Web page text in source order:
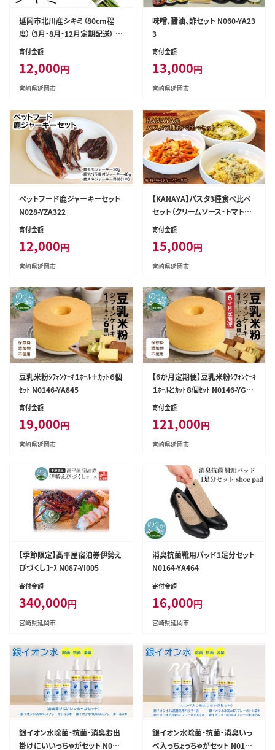
延岡市北川産シキミ（80cm程
度）（3月・8月・12月定期配送） N
009-YA221
寄付金額
12,000円
宮崎県延岡市
味噌、醤油、酢セット N060-YA23
3
寄付金額
13,000円
宮崎県延岡市
ペットフード鹿ジャーキーセット
N028-YZA322
寄付金額
12,000円
宮崎県延岡市
【KANAYA】パスタ3種食べ比べ
セット（クリームソース・トマトソ
ース・バジルソース）（茹で用塩・
寄付金額
15,000円
宮崎県延岡市
豆乳米粉ｼﾌｫﾝｹｰｷ１ﾎｰﾙ＋ｶｯﾄ６個
ｾｯﾄ N0146-YA845
寄付金額
19,000円
宮崎県延岡市
【6か月定期便】豆乳米粉ｼﾌｫﾝｹｰｷ
１ﾎｰﾙとｶｯﾄ８個ｾｯﾄ N0146-YG01
55
寄付金額
121,000円
宮崎県延岡市
【季節限定】髙平屋宿泊券伊勢え
びづくしｺｰｽ N087-YI005
寄付金額
340,000円
宮崎県延岡市
消臭抗菌靴用パッド1足分セット
N0164-YA464
寄付金額
16,000円
宮崎県延岡市
銀イオン水除菌・抗菌・消臭お出
掛けにいいっちゃがセット N010
銀イオン水除菌・抗菌・消臭いっ
ぺ入っちょっちゃがセット N0106-